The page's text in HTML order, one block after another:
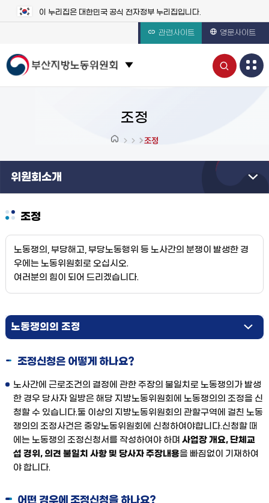
이 누리집은 대한민국 공식 전자정부 누리집입니다.
관련사이트 영문사이트
관련 사이트 목록 보기
통
합
열
조정
조정
위원회소개
조정
노동쟁의, 부당해고, 부당노동행위 등 노사간의 분쟁이 발생한 경
우에는 노동위원회로 오십시오.
여러분의 힘이 되어 드리겠습니다.
노동쟁의의 조정
조정신청은 어떻게 하나요?
노사간에 근로조건의 결정에 관한 주장의 불일치로 노동쟁의가 발생
한 경우 당사자 일방은 해당 지방노동위원회에 노동쟁의의 조정을 신
청할 수 있습니다.둘 이상의 지방노동위원회의 관할구역에 걸친 노동
쟁의의 조정사건은 중앙노동위원회에 신청하여야합니다.신청할 때
에는 노동쟁의 조정신청서를 작성하여야 하며사업장 개요, 단체교
섭 경위, 의견 불일치 사항 및 당사자 주장내용을 빠짐없이 기재하여
야 합니다.
어떤 경우에 조정신청을 하나요?